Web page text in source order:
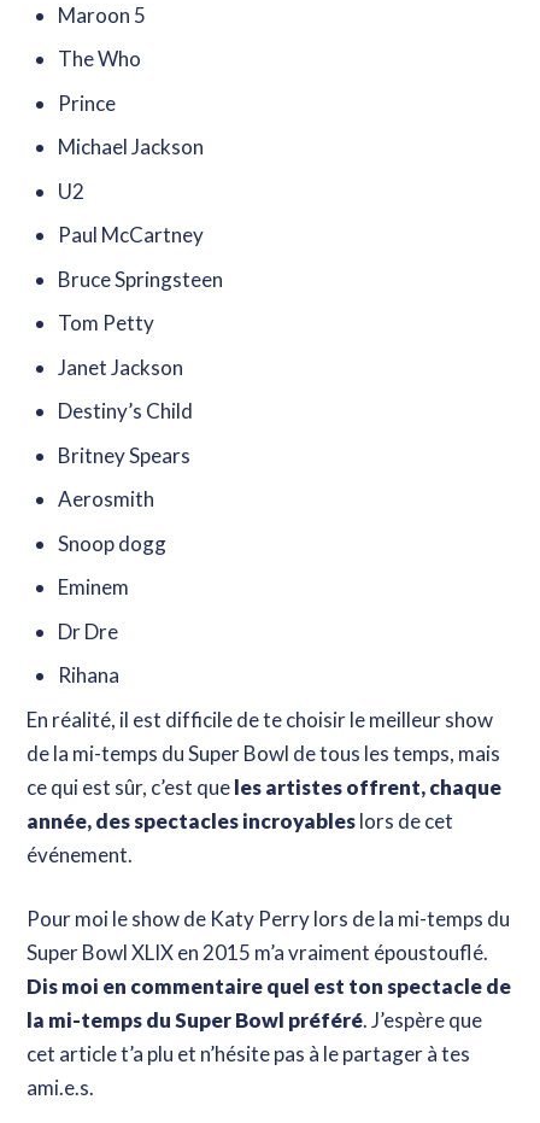
Maroon 5
The Who
Prince
Michael Jackson
U2
Paul McCartney
Bruce Springsteen
Tom Petty
Janet Jackson
Destiny’s Child
Britney Spears
Aerosmith
Snoop dogg
Eminem
Dr Dre
Rihana
En réalité, il est difficile de te choisir le meilleur show
de la mi-temps du Super Bowl de tous les temps, mais
ce qui est sûr, c’est queles artistes offrent, chaque
année, des spectacles incroyableslors de cet
événement.
Pour moi le show de Katy Perry lors de la mi-temps du
Super Bowl XLIX en 2015 m’a vraiment époustouflé.
Dis moi en commentaire quel est ton spectacle de
la mi-temps du Super Bowl préféré. J’espère que
cet article t’a plu et n’hésite pas à le partager à tes
ami.e.s.